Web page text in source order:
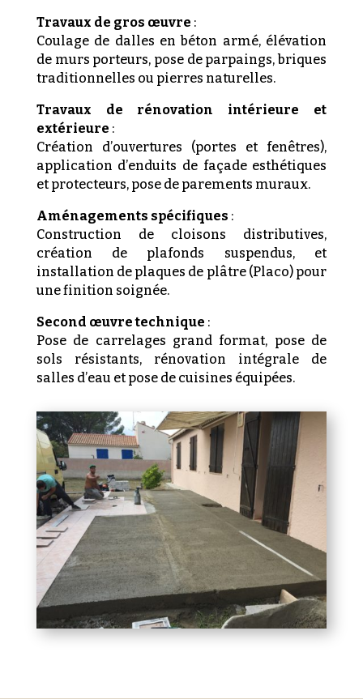
Travaux de gros œuvre :
Coulage de dalles en béton armé, élévation
de murs porteurs, pose de parpaings, briques
traditionnelles ou pierres naturelles.
Travaux de rénovation intérieure et
extérieure :
Création d’ouvertures (portes et fenêtres),
application d’enduits de façade esthétiques
et protecteurs, pose de parements muraux.
Aménagements spécifiques :
Construction de cloisons distributives,
création de plafonds suspendus, et
installation de plaques de plâtre (Placo) pour
une finition soignée.
Second œuvre technique :
Pose de carrelages grand format, pose de
sols résistants, rénovation intégrale de
salles d’eau et pose de cuisines équipées.